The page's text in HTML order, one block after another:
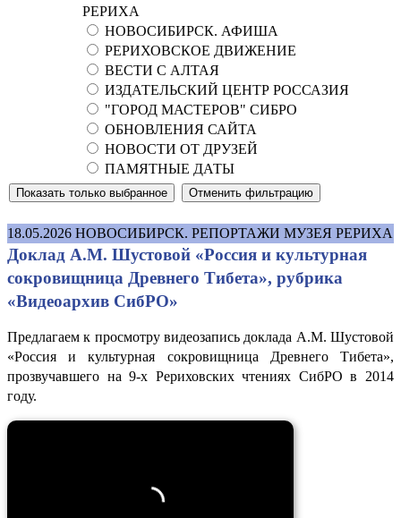
РЕРИХА
НОВОСИБИРСК. АФИША
РЕРИХОВСКОЕ ДВИЖЕНИЕ
ВЕСТИ С АЛТАЯ
ИЗДАТЕЛЬСКИЙ ЦЕНТР РОССАЗИЯ
"ГОРОД МАСТЕРОВ" СИБРО
ОБНОВЛЕНИЯ САЙТА
НОВОСТИ ОТ ДРУЗЕЙ
ПАМЯТНЫЕ ДАТЫ
18.05.2026 НОВОСИБИРСК. РЕПОРТАЖИ МУЗЕЯ РЕРИХА
Доклад А.М. Шустовой «Россия и культурная
сокровищница Древнего Тибета», рубрика
«Видеоархив СибРО»
Предлагаем к просмотру видеозапись доклада А.М. Шустовой
«Россия и культурная сокровищница Древнего Тибета»,
прозвучавшего на 9-х Рериховских чтениях СибРО в 2014
году.